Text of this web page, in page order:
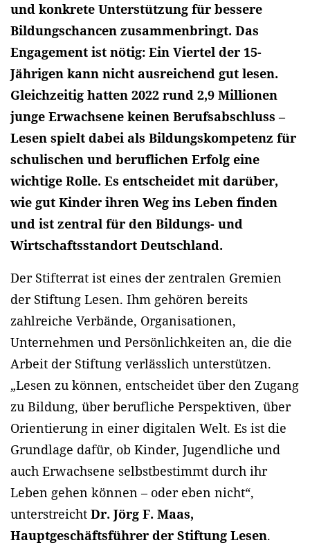
und konkrete Unterstützung für bessere
Bildungschancen zusammenbringt. Das
Engagement ist nötig: Ein Viertel der 15-
Jährigen kann nicht ausreichend gut lesen.
Gleichzeitig hatten 2022 rund 2,9 Millionen
junge Erwachsene keinen Berufsabschluss –
Lesen spielt dabei als Bildungskompetenz für
schulischen und beruflichen Erfolg eine
wichtige Rolle. Es entscheidet mit darüber,
wie gut Kinder ihren Weg ins Leben finden
und ist zentral für den Bildungs- und
Wirtschaftsstandort Deutschland.
Der Stifterrat ist eines der zentralen Gremien
der Stiftung Lesen. Ihm gehören bereits
zahlreiche Verbände, Organisationen,
Unternehmen und Persönlichkeiten an, die die
Arbeit der Stiftung verlässlich unterstützen.
„Lesen zu können, entscheidet über den Zugang
zu Bildung, über berufliche Perspektiven, über
Orientierung in einer digitalen Welt. Es ist die
Grundlage dafür, ob Kinder, Jugendliche und
auch Erwachsene selbstbestimmt durch ihr
Leben gehen können – oder eben nicht“,
unterstreicht Dr. Jörg F. Maas,
Hauptgeschäftsführer der Stiftung Lesen.